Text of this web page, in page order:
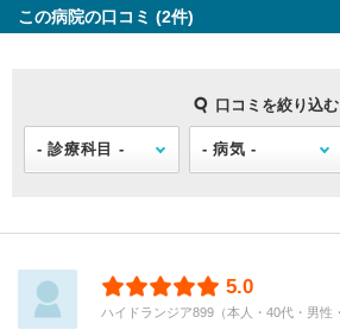
この病院の口コミ (2件)
口コミを絞り込む
5.0
ハイドランジア899（本人・40代・男性